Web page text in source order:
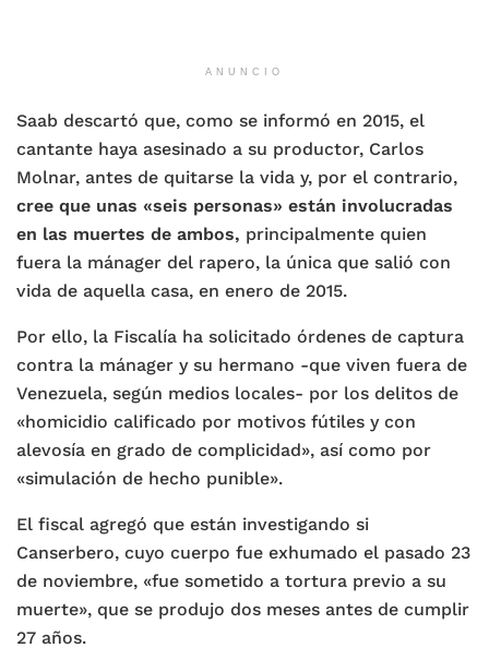
ANUNCIO
Saab descartó que, como se informó en 2015, el
cantante haya asesinado a su productor, Carlos
Molnar, antes de quitarse la vida y, por el contrario,
cree que unas «seis personas» están involucradas
en las muertes de ambos, principalmente quien
fuera la mánager del rapero, la única que salió con
vida de aquella casa, en enero de 2015.
Por ello, la Fiscalía ha solicitado órdenes de captura
contra la mánager y su hermano -que viven fuera de
Venezuela, según medios locales- por los delitos de
«homicidio calificado por motivos fútiles y con
alevosía en grado de complicidad», así como por
«simulación de hecho punible».
El fiscal agregó que están investigando si
Canserbero, cuyo cuerpo fue exhumado el pasado 23
de noviembre, «fue sometido a tortura previo a su
muerte», que se produjo dos meses antes de cumplir
27 años.